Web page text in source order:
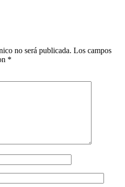
no será publicada. Los campos
*